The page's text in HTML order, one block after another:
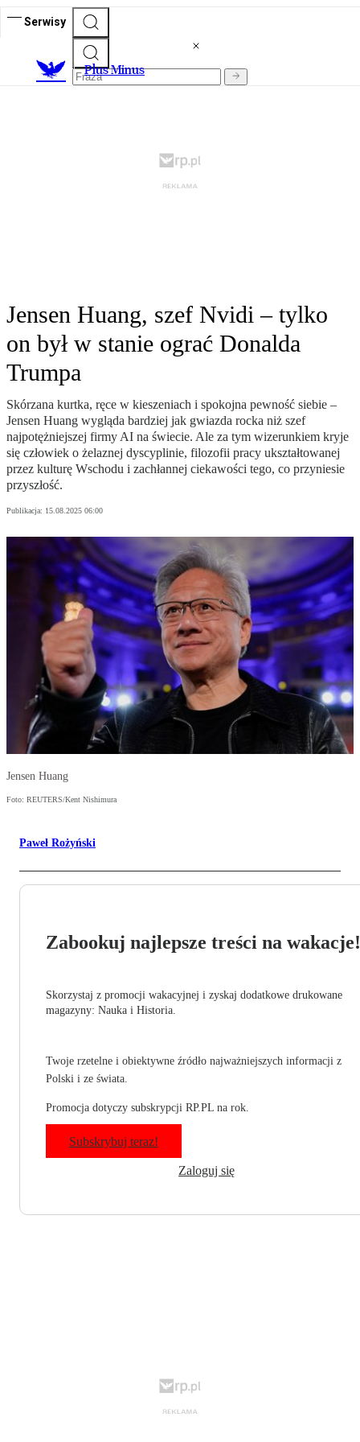
Serwisy
Plus Minus
Jensen Huang, szef Nvidi – tylko
on był w stanie ograć Donalda
Trumpa
Skórzana kurtka, ręce w kieszeniach i spokojna pewność siebie –
Jensen Huang wygląda bardziej jak gwiazda rocka niż szef
najpotężniejszej firmy AI na świecie. Ale za tym wizerunkiem kryje
się człowiek o żelaznej dyscyplinie, filozofii pracy ukształtowanej
przez kulturę Wschodu i zachłannej ciekawości tego, co przyniesie
przyszłość.
Publikacja: 15.08.2025 06:00
Jensen Huang
Foto: REUTERS/Kent Nishimura
Paweł Rożyński
Zabookuj najlepsze treści na wakacje!
Skorzystaj z promocji wakacyjnej i zyskaj dodatkowe drukowane
magazyny: Nauka i Historia.
Twoje rzetelne i obiektywne źródło najważniejszych informacji z
Polski i ze świata.
Promocja dotyczy subskrypcji RP.PL na rok.
Subskrybuj teraz!
Zaloguj się